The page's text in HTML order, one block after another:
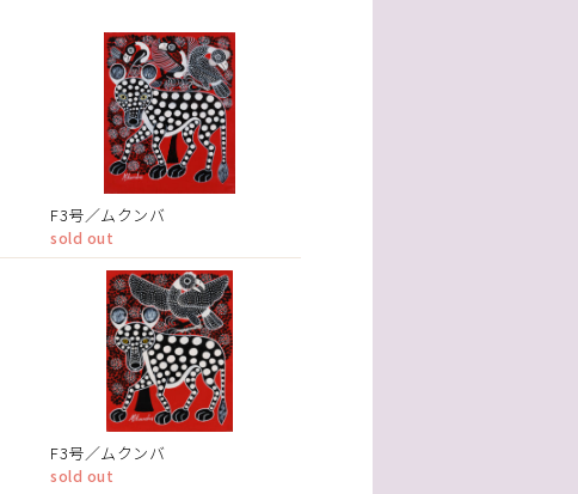
F3号／ムクンバ
sold out
F3号／ムクンバ
sold out